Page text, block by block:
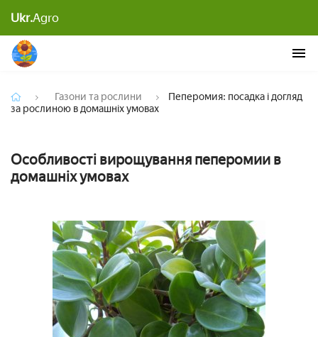
Ukr.Agroдомашніх умовах
Газони та рослини
Пеперомия: посадка і догляд
за рослиною в домашніх умовах
Особливості вирощування пеперомии в
домашніх умовах